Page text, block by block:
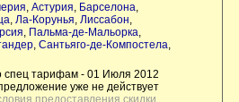
, Астурия, Барселона,
, Ла-Корунья, Лиссабон,
, Пальма-де-Мальорка,
, Сантьяго-де-Компостела,
спец тарифам - 01 Июля 2012
уже не действует
предоставления скидки,